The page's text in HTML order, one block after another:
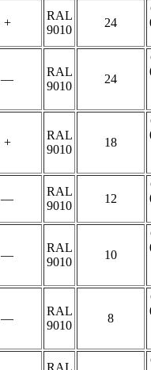
+
RAL
9010
24
—
RAL
9010
24
+
RAL
9010
18
—
RAL
9010
12
—
RAL
9010
10
—
RAL
9010
8
RAL